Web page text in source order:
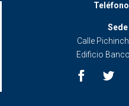
Calle
Edificio